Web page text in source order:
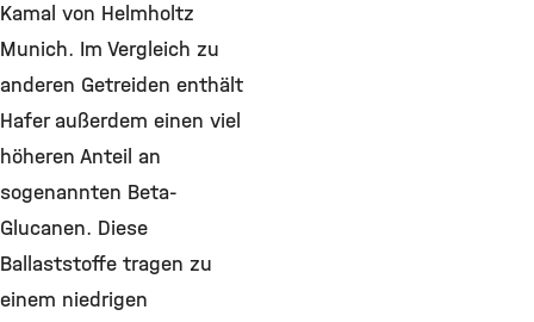
Kamal von Helmholtz
Munich. Im Vergleich zu
anderen Getreiden enthält
Hafer außerdem einen viel
höheren Anteil an
sogenannten Beta-
Glucanen. Diese
Ballaststoffe tragen zu
einem niedrigen